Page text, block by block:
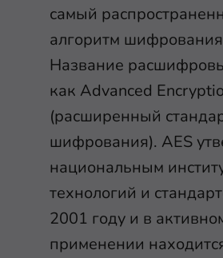
самый
алгоритм
Название
как Advanced
(расширенный
шифрования). AES
национальным
технологий и
2001 году и в
применении